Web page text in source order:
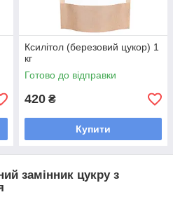
Ксилітол (березовий цукор) 1
кг
Готово до відправки
420 ₴
Купити
замінник цукру з